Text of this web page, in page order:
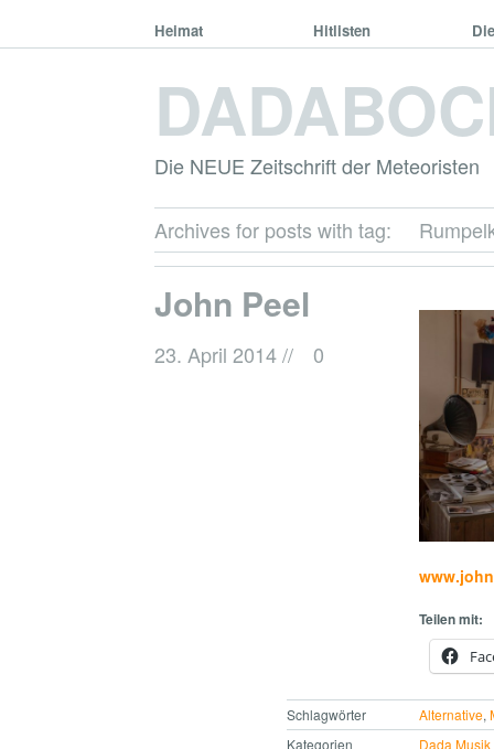
Heimat Hitlisten
Die NEUE Zeitschrift der Meteoristen
Archives for posts with tag:
John Peel
23. April 2014// 0
Teilen mit:
Schlagwörter Alternative,
Kategorien
Dada Musik